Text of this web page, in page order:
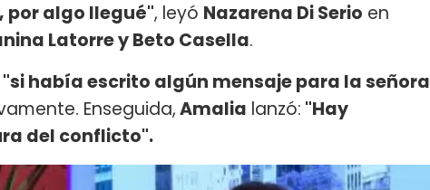
por algo llegué", leyó Nazarena Di Serio en
Latorre y Beto Casella.
"si había escrito algún mensaje para la señora
Enseguida,Amalia lanzó: "Hay
del conflicto".